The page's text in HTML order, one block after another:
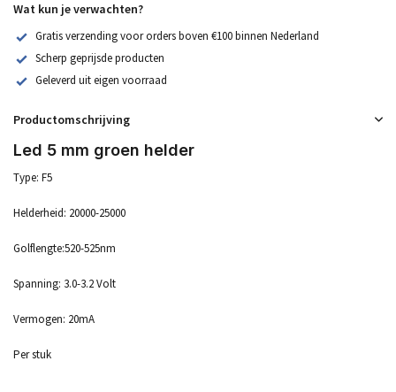
Wat kun je verwachten?
Gratis verzending voor orders boven €100 binnen Nederland
Scherp geprijsde producten
Geleverd uit eigen voorraad
Productomschrijving
Led 5 mm groen helder
Type: F5
Helderheid: 20000-25000
Golflengte:520-525nm
Spanning: 3.0-3.2 Volt
Vermogen: 20mA
Per stuk